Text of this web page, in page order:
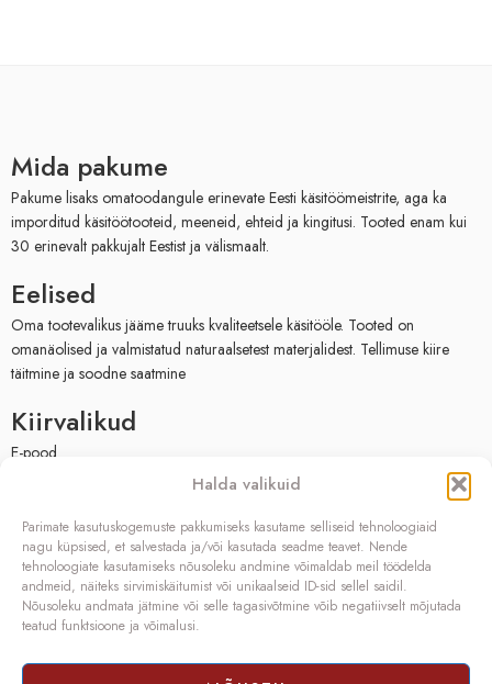
Halda valikuid
Parimate kasutuskogemuste pakkumiseks kasutame selliseid tehnoloogiaid
nagu küpsised, et salvestada ja/või kasutada seadme teavet. Nende
tehnoloogiate kasutamiseks nõusoleku andmine võimaldab meil töödelda
andmeid, näiteks sirvimiskäitumist või unikaalseid ID-sid sellel saidil.
Nõusoleku andmata jätmine või selle tagasivõtmine võib negatiivselt mõjutada
teatud funktsioone ja võimalusi.
Mida pakume
Pakume lisaks omatoodangule erinevate Eesti käsitöömeistrite, aga ka
imporditud käsitöötooteid, meeneid, ehteid ja kingitusi. Tooted enam kui
30 erinevalt pakkujalt Eestist ja välismaalt.
Eelised
Oma tootevalikus jääme truuks kvaliteetsele käsitööle. Tooted on
omanäolised ja valmistatud naturaalsetest materjalidest. Tellimuse kiire
täitmine ja soodne saatmine
Kiirvalikud
E-pood
Facebook
Kontakt
OÜ SIVONA
Raudtee põik 2, Paikuse,
Registrikood: 10208888